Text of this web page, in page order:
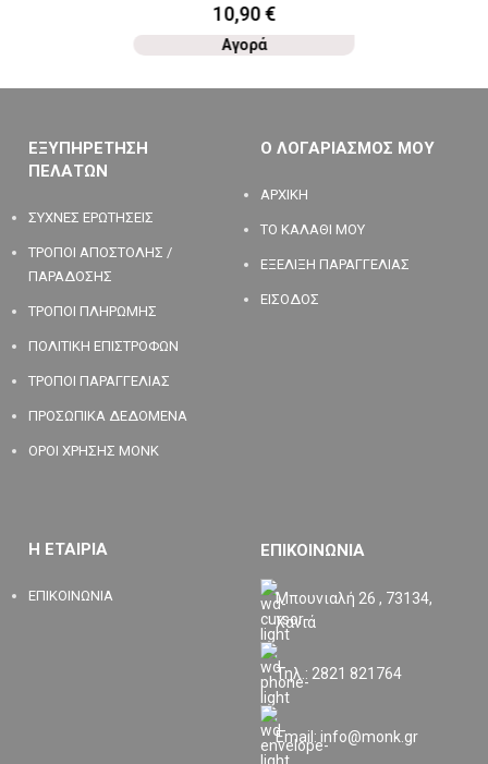
10,90€
Αγορά
ΕΞΥΠΗΡΕΤΗΣΗ
ΠΕΛΑΤΩΝ
ΣΥΧΝΕΣ ΕΡΩΤΗΣΕΙΣ
ΤΡΟΠΟΙ ΑΠΟΣΤΟΛΗΣ /
ΠΑΡΑΔΟΣΗΣ
ΤΡΟΠΟΙ ΠΛΗΡΩΜΗΣ
ΠΟΛΙΤΙΚΗ ΕΠΙΣΤΡΟΦΩΝ
ΤΡΟΠΟΙ ΠΑΡΑΓΓΕΛΙΑΣ
ΠΡΟΣΩΠΙΚΑ ΔΕΔΟΜΕΝΑ
ΟΡΟΙ ΧΡΗΣΗΣ MONK
Ο ΛΟΓΑΡΙΑΣΜΟΣ ΜΟΥ
ΑΡΧΙΚΗ
ΤΟ ΚΑΛΑΘΙ ΜΟΥ
ΕΞΕΛΙΞΗ ΠΑΡΑΓΓΕΛΙΑΣ
ΕΙΣΟΔΟΣ
Η ΕΤΑΙΡΙΑ
ΕΠΙΚΟΙΝΩΝΙΑ
ΕΠΙΚΟΙΝΩΝΙΑ
Μπουνιαλή 26 , 73134,
Χανιά
Τηλ.: 2821 821764
Email: info@monk.gr